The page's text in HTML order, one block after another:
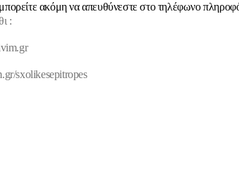
ακόμη να απευθύνεστε στο τηλέφωνo
:
sxolikesepitropes